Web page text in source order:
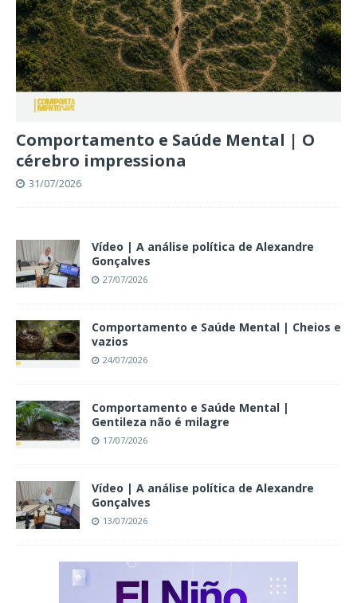
Comportamento e Saúde Mental | O
cérebro impressiona
31/07/2026
Vídeo | A análise política de Alexandre
Gonçalves
27/07/2026
Comportamento e Saúde Mental | Cheios e
vazios
24/07/2026
Comportamento e Saúde Mental |
Gentileza não é milagre
17/07/2026
Vídeo | A análise política de Alexandre
Gonçalves
13/07/2026